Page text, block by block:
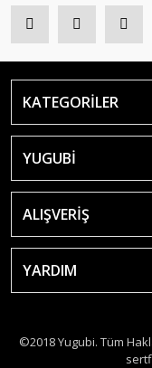
KATEGORİLER
YUGUBİ
ALIŞVERİŞ
YARDIM
©2018 Yugubi. Tüm